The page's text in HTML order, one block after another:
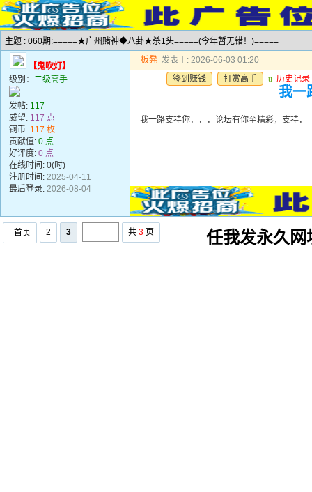
主题 : 060期:=====★广州赌神◆八卦★杀1头=====(今年暂无错！)=====
【鬼吹灯】
级别： 二级高手
发帖: 117
威望: 117 点
铜币: 117 枚
贡献值: 0 点
好评度: 0 点
在线时间: 0(时)
注册时间: 2025-04-11
最后登录: 2026-08-04
板凳 发表于: 2026-06-03 01:20
签到赚钱
打赏高手 u 历史记录
我一
我一路支持你．．．论坛有你至精彩，支持．
首页 2 3 共 3 页 任我发永久网